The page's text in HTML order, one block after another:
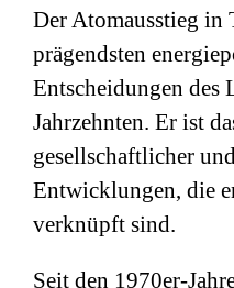
Der Atomausstieg in
prägendsten
Entscheidungen des
Jahrzehnten. Er ist
gesellschaftlicher
Entwicklungen, die
verknüpft sind.
Seit den 1970er-